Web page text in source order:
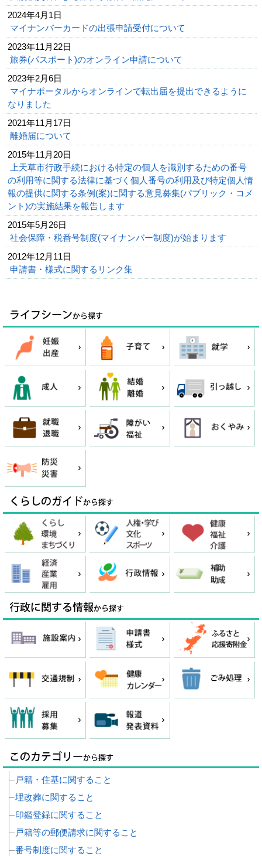
2024年4月1日
マイナンバーカードの出張申請受付について
2023年11月22日
旅券(パスポート)のオンライン申請について
2023年2月6日
マイナポータルからオンラインで転出届を提出できるように
なりました
2021年11月17日
離婚届について
2015年11月20日
上天草市行政手続における特定の個人を識別するための番号
の利用等に関する法律に基づく個人番号の利用及び特定個人情
報の提供に関する条例(案)に関する意見募集(パブリック・コメ
ント)の実施結果を報告します
2015年5月26日
社会保障・税番号制度(マイナンバー制度)が始まります
2012年12月11日
申請書・様式に関するリンク集
戸籍・住基に関すること
埋改葬に関すること
印鑑登録に関すること
戸籍等の郵便請求に関すること
番号制度に関すること